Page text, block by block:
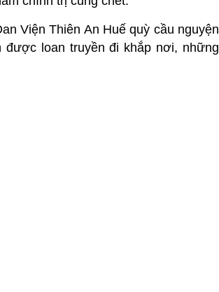
Viện Thiên An Huế quỳ cầu nguyện
loan truyền đi khắp nơi, những